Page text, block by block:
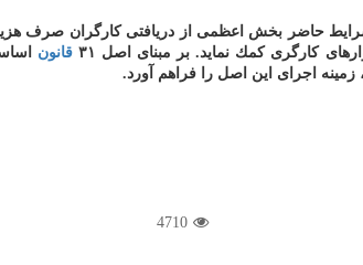
شرایط حاضر بخش اعظمی از دریافتی كارگران صرف
كارگری كمك نماید. بر مبنای اصل ۳۱ قانون
اجرای این اصل را فراهم آورد.
4710